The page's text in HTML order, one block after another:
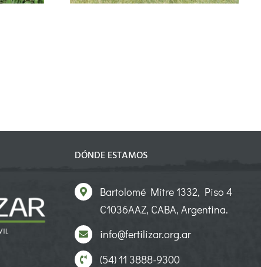
DÓNDE ESTAMOS
Bartolomé Mitre 1332, Piso 4
C1036AAZ, CABA, Argentina.
info@fertilizar.org.ar
(54) 11 3888-9300